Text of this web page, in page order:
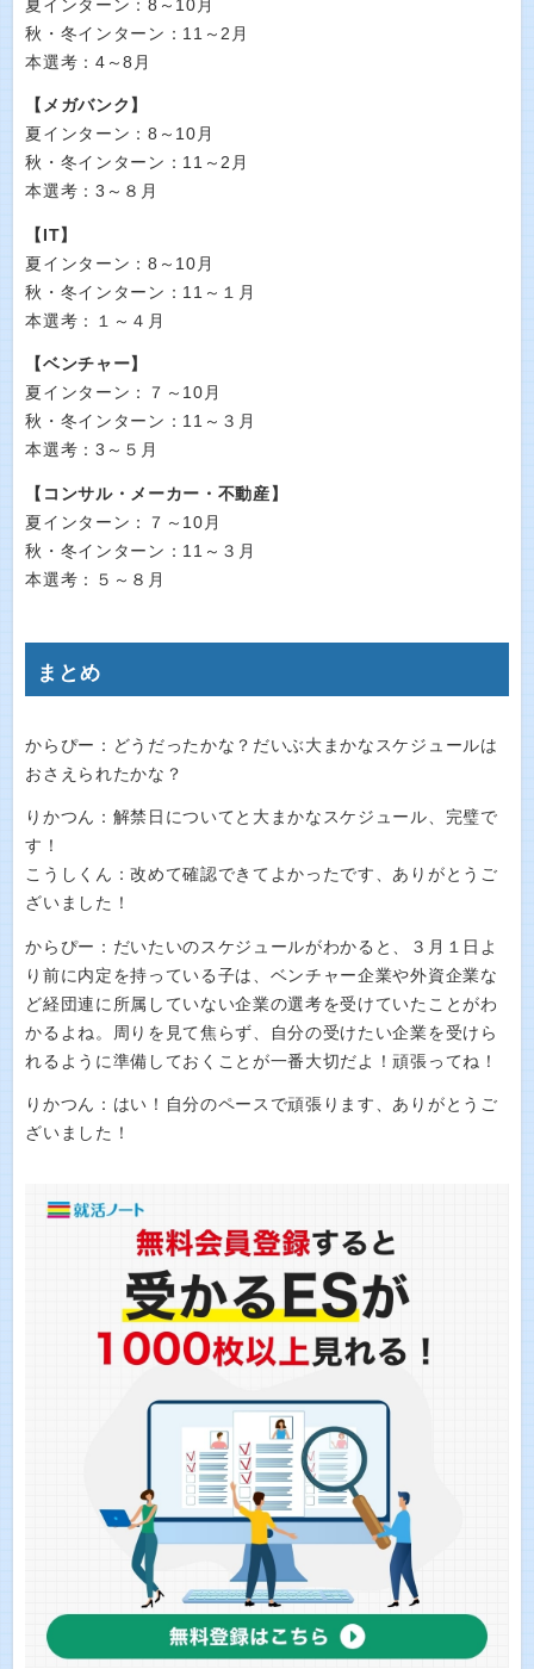
夏インターン：8～10月
秋・冬インターン：11～2月
本選考：4～8月
【メガバンク】
夏インターン：8～10月
秋・冬インターン：11～2月
本選考：3～８月
【IT】
夏インターン：8～10月
秋・冬インターン：11～１月
本選考：１～４月
【ベンチャー】
夏インターン：７～10月
秋・冬インターン：11～３月
本選考：3～５月
【コンサル・メーカー・不動産】
夏インターン：７～10月
秋・冬インターン：11～３月
本選考：５～８月
まとめ
からぴー：どうだったかな？だいぶ大まかなスケジュールは
おさえられたかな？
りかつん：解禁日についてと大まかなスケジュール、完璧で
す！
こうしくん：改めて確認できてよかったです、ありがとうご
ざいました！
からぴー：だいたいのスケジュールがわかると、３月１日よ
り前に内定を持っている子は、ベンチャー企業や外資企業な
ど経団連に所属していない企業の選考を受けていたことがわ
かるよね。周りを見て焦らず、自分の受けたい企業を受けら
れるように準備しておくことが一番大切だよ！頑張ってね！
りかつん：はい！自分のペースで頑張ります、ありがとうご
ざいました！